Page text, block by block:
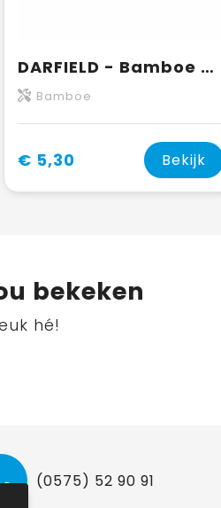
DARFIELD - Bamboe kaasplank met mes
Bamboe
€ 5,30 Bekijk
bekeken
hé!
(0575) 52 90 91